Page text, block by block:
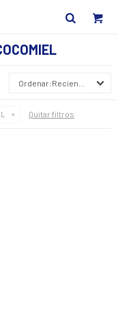
Recientes
Quitar filtros